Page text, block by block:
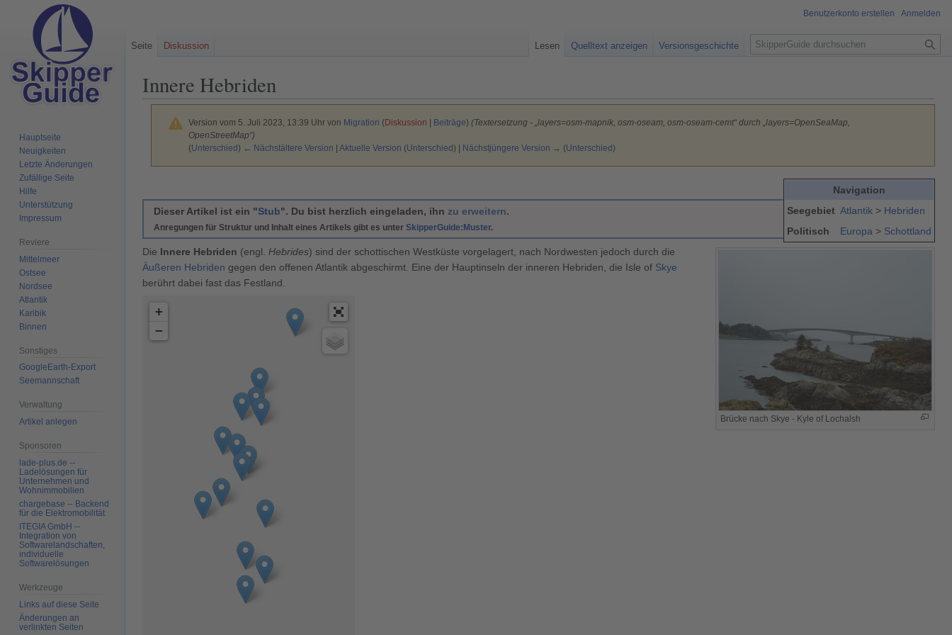
Innere Hebriden
Version vom 5. Juli 2023, 13:39 Uhr von Migration (Diskussion Beiträge) (Textersetzung - „layers=osm-mapnik, osm-oseam, osm-oseam-cemt“ durch „layers=OpenSeaMap,
OpenStreetMap“)
(Unterschied) ← Nächstältere Version Aktuelle Version (Unterschied) | Nächstjüngere Version → (Unterschied)
Navigation
springen
Suche
springen
Navigation
Seegebiet Atlantik > Hebriden
Politisch
Europa > Schottland
Dieser Artikel ist ein "Stub". Du bist herzlich eingeladen, ihn zu erweitern.
Anregungen für Struktur und Inhalt eines Artikels gibt es unter SkipperGuide:Muster.
Brücke nach Skye - Kyle of Lochalsh
Die Innere Hebriden (engl. Hebrides) sind der schottischen Westküste vorgelagert, nach Nordwesten jedoch durch die
Äußeren Hebriden gegen den offenen Atlantik abgeschirmt. Eine der Hauptinseln der inneren Hebriden, die Isle of Skye
berührt dabei fast das Festland.
+
−
Benutzerkonto erstellen Anmelden
Seite Diskussion Lesen Quelltext anzeigen Versionsgeschichte
S
u
e
Hauptseite
Neuigkeiten
Letzte Änderungen
Zufällige Seite
Hilfe
Unterstützung
Impressum
Reviere
Mittelmeer
Ostsee
Nordsee
Atlantik
Karibik
Binnen
Sonstiges
GoogleEarth-Export
Seemannschaft
Verwaltung
Artikel anlegen
Sponsoren
lade-plus.de --
Ladelösungen für
Unternehmen und
Wohnimmobilien
chargebase -- Backend
für die Elektromobilität
ITEGIA GmbH --
Integration von
Softwarelandschaften,
individuelle
Softwarelösungen
Werkzeuge
Links auf diese Seite
Änderungen an
verlinkten Seiten